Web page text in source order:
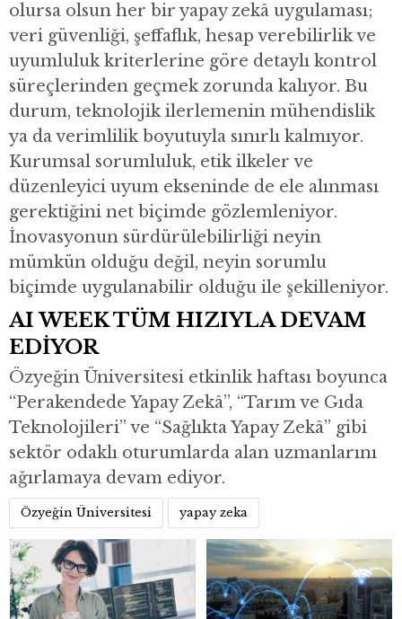
olursa olsun her bir yapay zekâ uygulaması;
veri güvenliği, şeffaflık, hesap verebilirlik ve
uyumluluk kriterlerine göre detaylı kontrol
süreçlerinden geçmek zorunda kalıyor. Bu
durum, teknolojik ilerlemenin mühendislik
ya da verimlilik boyutuyla sınırlı kalmıyor.
Kurumsal sorumluluk, etik ilkeler ve
düzenleyici uyum ekseninde de ele alınması
gerektiğini net biçimde gözlemleniyor.
İnovasyonun sürdürülebilirliği neyin
mümkün olduğu değil, neyin sorumlu
biçimde uygulanabilir olduğu ile şekilleniyor.
AI WEEK TÜM HIZIYLA DEVAM
EDİYOR
Özyeğin Üniversitesi etkinlik haftası boyunca
“Perakendede Yapay Zekâ”, “Tarım ve Gıda
Teknolojileri” ve “Sağlıkta Yapay Zekâ” gibi
sektör odaklı oturumlarda alan uzmanlarını
ağırlamaya devam ediyor.
Özyeğin Üniversitesi yapay zeka